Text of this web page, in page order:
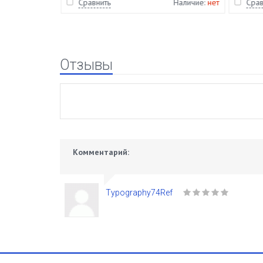
Сравнить Наличие: нет
Отзывы
Комментарий:
Typography74Ref